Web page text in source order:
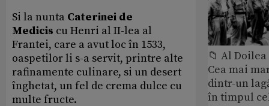
Si la nunta Caterinei de
Medicis cu Henri al II-lea al
Frantei, care a avut loc în 1533,
oaspetilor li s-a servit, printre alte
rafinamente culinare, si un desert
înghetat, un fel de crema dulce cu
multe fructe.
📁 Al
Cea mai
dintr-un
în timpul